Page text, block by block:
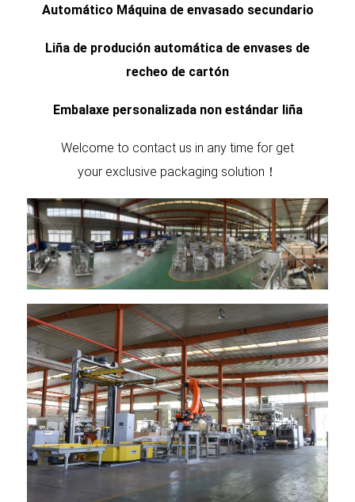
Automático Máquina de envasado secundario
Liña de produción automática de envases de
recheo de cartón
Embalaxe personalizada non estándar liña
Welcome to contact us in any time for get
your exclusive packaging solution！